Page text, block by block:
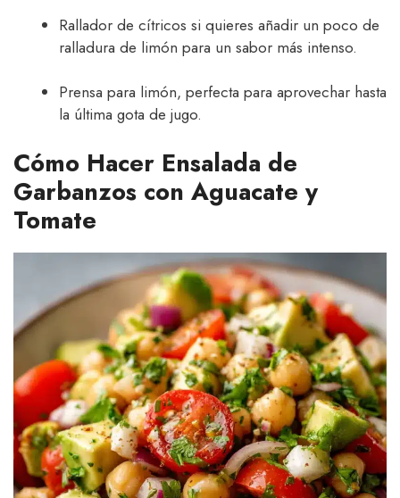
Rallador de cítricos si quieres añadir un poco de
ralladura de limón para un sabor más intenso.
Prensa para limón, perfecta para aprovechar hasta
la última gota de jugo.
Cómo Hacer Ensalada de
Garbanzos con Aguacate y
Tomate